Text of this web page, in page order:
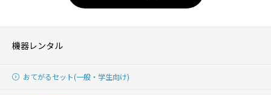
機器レンタル
おてがるセット(一般・学生向け)